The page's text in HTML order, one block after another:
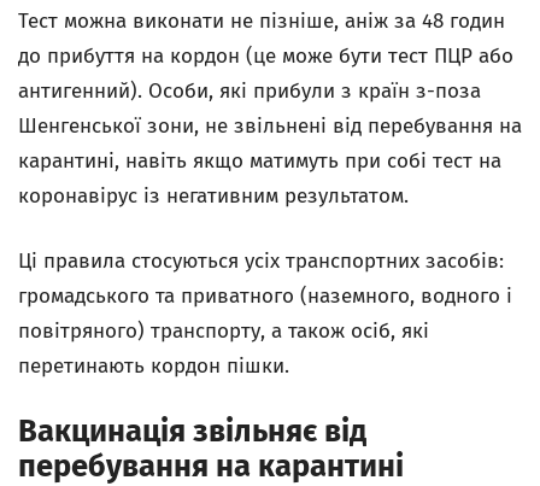
Тест можна виконати не пізніше, аніж за 48 годин
до прибуття на кордон (це може бути тест ПЦР або
антигенний). Особи, які прибули з країн з-поза
Шенгенської зони, не звільнені від перебування на
карантині, навіть якщо матимуть при собі тест на
коронавірус із негативним результатом.
Ці правила стосуються усіх транспортних засобів:
громадського та приватного (наземного, водного і
повітряного) транспорту, а також осіб, які
перетинають кордон пішки.
Вакцинація звільняє від
перебування на карантині